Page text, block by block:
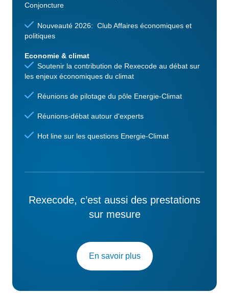
Conjoncture
Nouveauté 2026: Club Affaires économiques et
politiques
Economie & climat
Soutenir la contribution de Rexecode au débat sur
les enjeux économiques du climat
Réunions de pilotage du pôle Energie-Climat
Réunions-débat autour d'experts
Hot line sur les questions Energie-Climat
Rexecode, c’est aussi des prestations
sur mesure
En savoir plus